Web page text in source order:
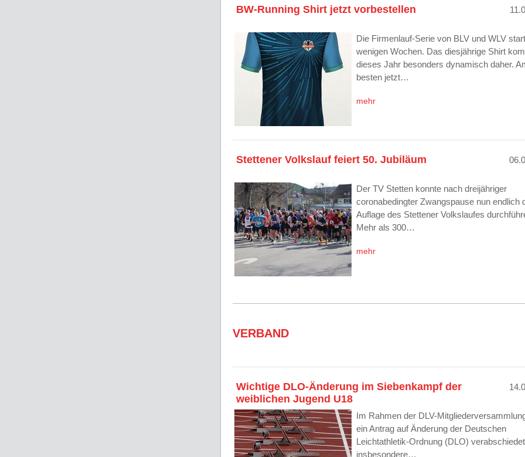
BW-Running Shirt jetzt vorbestellen
Die Firmenlauf-Serie von BLV und WLV
wenigen Wochen. Das diesjährige Shirt
dieses Jahr besonders dynamisch daher.
besten jetzt…
mehr
Stettener Volkslauf feiert 50. Jubiläum
Der TV Stetten konnte nach dreijähriger
coronabedingter Zwangspause nun endlich
Auflage des Stettener Volkslaufes
Mehr als 300…
mehr
VERBAND
Wichtige DLO-Änderung im Siebenkampf der
weiblichen Jugend U18
Im Rahmen der DLV-
ein Antrag auf Änderung der Deutschen
Leichtathletik-Ordnung (DLO)
insbesondere…